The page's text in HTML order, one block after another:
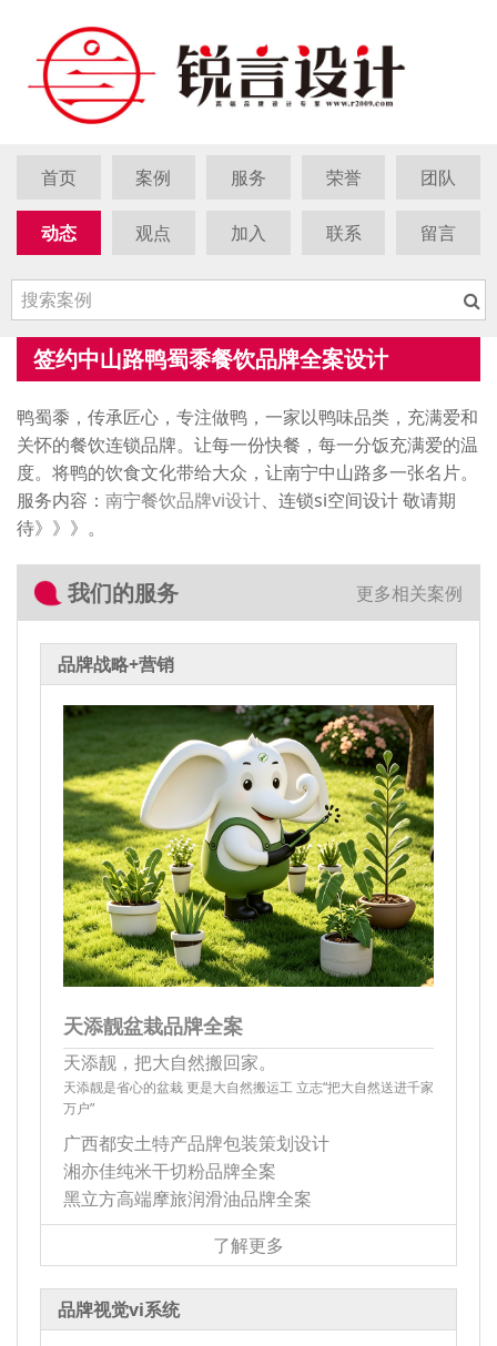
首页 案例 服务 荣誉 团队
动态 观点 加入 联系 留言
签约中山路鸭蜀黍餐饮品牌全案设计
鸭蜀黍，传承匠心，专注做鸭，一家以鸭味品类，充满爱和
关怀的餐饮连锁品牌。让每一份快餐，每一分饭充满爱的温
度。将鸭的饮食文化带给大众，让南宁中山路多一张名片。
服务内容： 南宁餐饮品牌vi设计、连锁si空间设计 敬请期
待》》》。
我们的服务 更多相关案例
品牌战略+营销
天添靓盆栽品牌全案
天添靓，把大自然搬回家。
天添靓是省心的盆栽 更是大自然搬运工 立志“把大自然送进千家
万户”
广西都安土特产品牌包装策划设计
湘亦佳纯米干切粉品牌全案
黑立方高端摩旅润滑油品牌全案
了解更多
品牌视觉vi系统